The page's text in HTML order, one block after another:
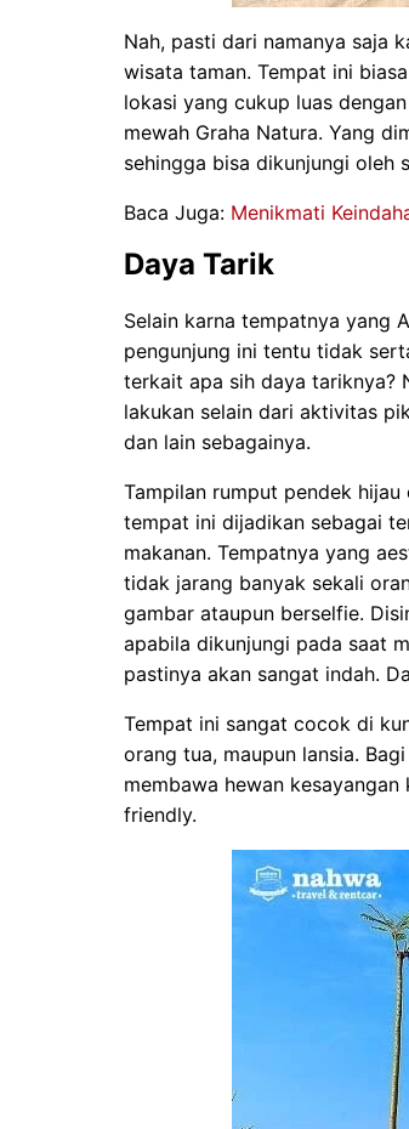
Nah, pasti dari namanya saja
wisata taman. Tempat ini
lokasi yang cukup luas
mewah Graha Natura. Yang
sehingga bisa dikunjungi oleh
Baca Juga: Menikmati
Daya Tarik
Selain karna tempatnya yang
pengunjung ini tentu tidak
terkait apa sih daya tariknya?
lakukan selain dari aktivitas
dan lain sebagainya.
Tampilan rumput pendek
tempat ini dijadikan sebagai
makanan. Tempatnya yang
tidak jarang banyak sekali
gambar ataupun berselfie.
apabila dikunjungi pada saat
pastinya akan sangat indah.
Tempat ini sangat cocok di
orang tua, maupun lansia.
membawa hewan
friendly.